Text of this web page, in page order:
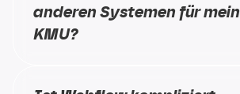
anderen Systemen für mein
KMU?